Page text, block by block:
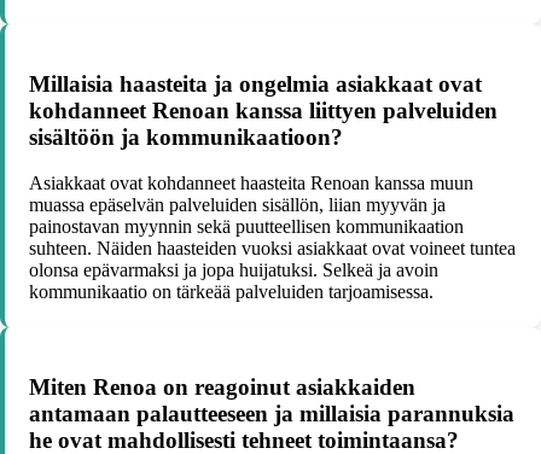
Millaisia haasteita ja ongelmia asiakkaat ovat
kohdanneet Renoan kanssa liittyen palveluiden
sisältöön ja kommunikaatioon?
Asiakkaat ovat kohdanneet haasteita Renoan kanssa muun
muassa epäselvän palveluiden sisällön, liian myyvän ja
painostavan myynnin sekä puutteellisen kommunikaation
suhteen. Näiden haasteiden vuoksi asiakkaat ovat voineet tuntea
olonsa epävarmaksi ja jopa huijatuksi. Selkeä ja avoin
kommunikaatio on tärkeää palveluiden tarjoamisessa.
Miten Renoa on reagoinut asiakkaiden
antamaan palautteeseen ja millaisia parannuksia
he ovat mahdollisesti tehneet toimintaansa?